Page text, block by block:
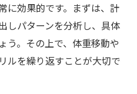
に効果的です。まずは、計
しパターンを分析し、具体
う。その上で、体重移動や
ルを繰り返すことが大切で